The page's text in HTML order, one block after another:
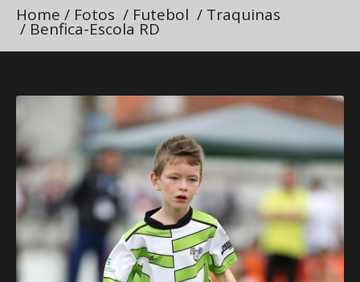
Home / Fotos / Futebol / Traquinas
/ Benfica-Escola RD